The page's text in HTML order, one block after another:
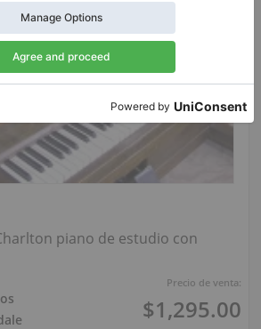
Precio de venta:
$1,295.00
piano de estudio con